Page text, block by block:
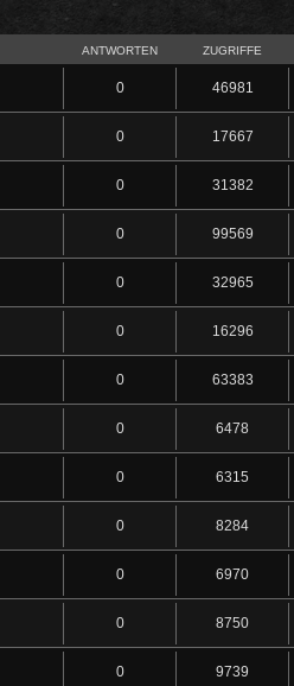
ANTWORTEN ZUGRIFFE
0 46981
0 17667
0 31382
0 99569
0 32965
0 16296
0 63383
0 6478
0 6315
0 8284
0 6970
0 8750
0 9739